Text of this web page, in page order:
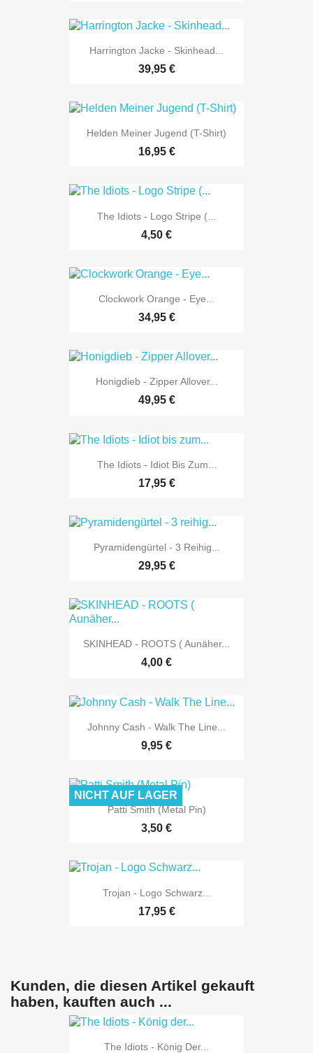
Harrington Jacke - Skinhead...
39,95 €
Helden Meiner Jugend (T-Shirt)
16,95 €
The Idiots - Logo Stripe (...
4,50 €
Clockwork Orange - Eye...
34,95 €
Honigdieb - Zipper Allover...
49,95 €
The Idiots - Idiot Bis Zum...
17,95 €
Pyramidengürtel - 3 Reihig...
29,95 €
SKINHEAD - ROOTS ( Aunäher...
4,00 €
Johnny Cash - Walk The Line...
9,95 €
Patti Smith (Metal Pin)
3,50 €
NICHT AUF LAGER
Trojan - Logo Schwarz...
17,95 €
Kunden, die diesen Artikel gekauft
haben, kauften auch ...
The Idiots - König Der...